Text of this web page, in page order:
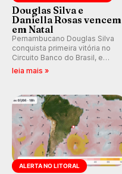
Douglas Silva e
Daniella Rosas vencem
em Natal
Pernambucano Douglas Silva
conquista primeira vitória no
Circuito Banco do Brasil, e
peruana Daniella Rosas vence
(RN).
leia mais »
ALERTA NO LITORAL